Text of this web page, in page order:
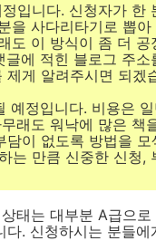
입니다. 신청자가 한
을 사다리타기로 뽑
도 이 방식이 좀 더 공
에 적힌 블로그 주소
게 알려주시면 되겠
예정입니다. 비용은
래도 워낙에 많은 책
이 없도록 방법을 모
는 만큼 신중한 신청,
태는 대부분 A급으
. 신청하시는 분들